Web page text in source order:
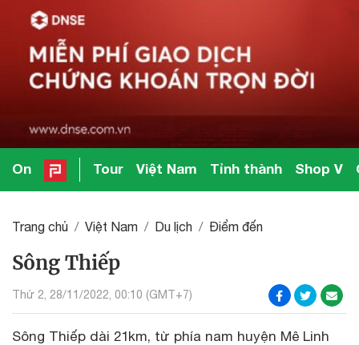
On Tour Việt Nam Tỉnh thành Shop V
Trang chủ Việt Nam Du lịch Điểm đến
Sông Thiếp
Thứ 2, 28/11/2022, 00:10 (GMT+7)
Sông Thiếp dài 21km, từ phía nam huyện Mê Linh